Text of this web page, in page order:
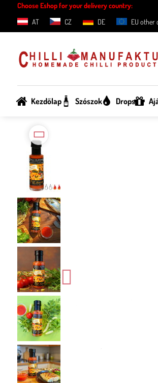
Choose Eshop for your delivery country:
AT
CZ DE EU other
Kezdőlap Szószok Drops